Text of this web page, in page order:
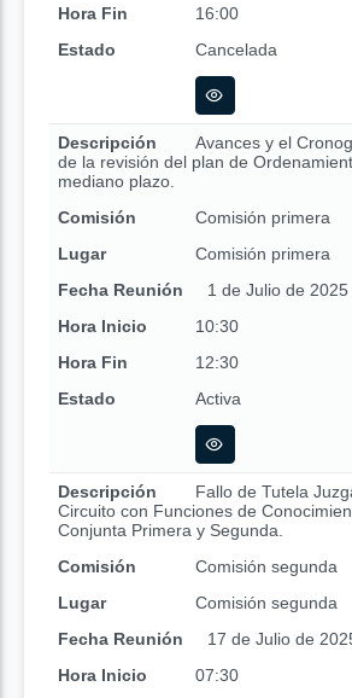
Hora Fin
16:00
Estado
Cancelada
Descripción
Avances y el
de la revisión del plan de
mediano plazo.
Comisión
Comisión primera
Lugar
Comisión primera
Fecha Reunión
1 de Julio de 2025
Hora Inicio
10:30
Hora Fin
12:30
Estado
Activa
Descripción
Fallo de Tutela
Circuito con Funciones de
Conjunta Primera y Segunda.
Comisión
Comisión segunda
Lugar
Comisión segunda
Fecha Reunión
17 de Julio de
Hora Inicio
07:30